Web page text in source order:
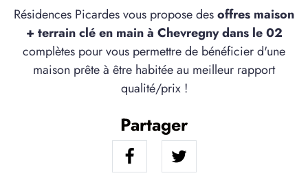
SERVICE BDL EXTENSION
Résidences Picardes vous propose desoffres maison
+ terrain clé en main à Chevregny dans le 02
complètes pour vous permettre de bénéficier d'une
maison prête à être habitée au meilleur rapport
qualité/prix !
Partager